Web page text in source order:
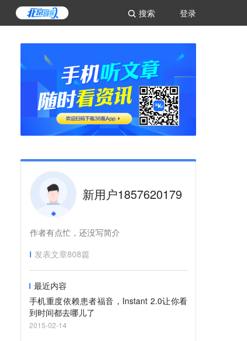
登录
搜索
新用户1857620179
作者有点忙，还没写简介
发表文章808篇
最近内容
手机重度依赖患者福音，Instant 2.0让你看
到时间都去哪儿了
2015-02-14